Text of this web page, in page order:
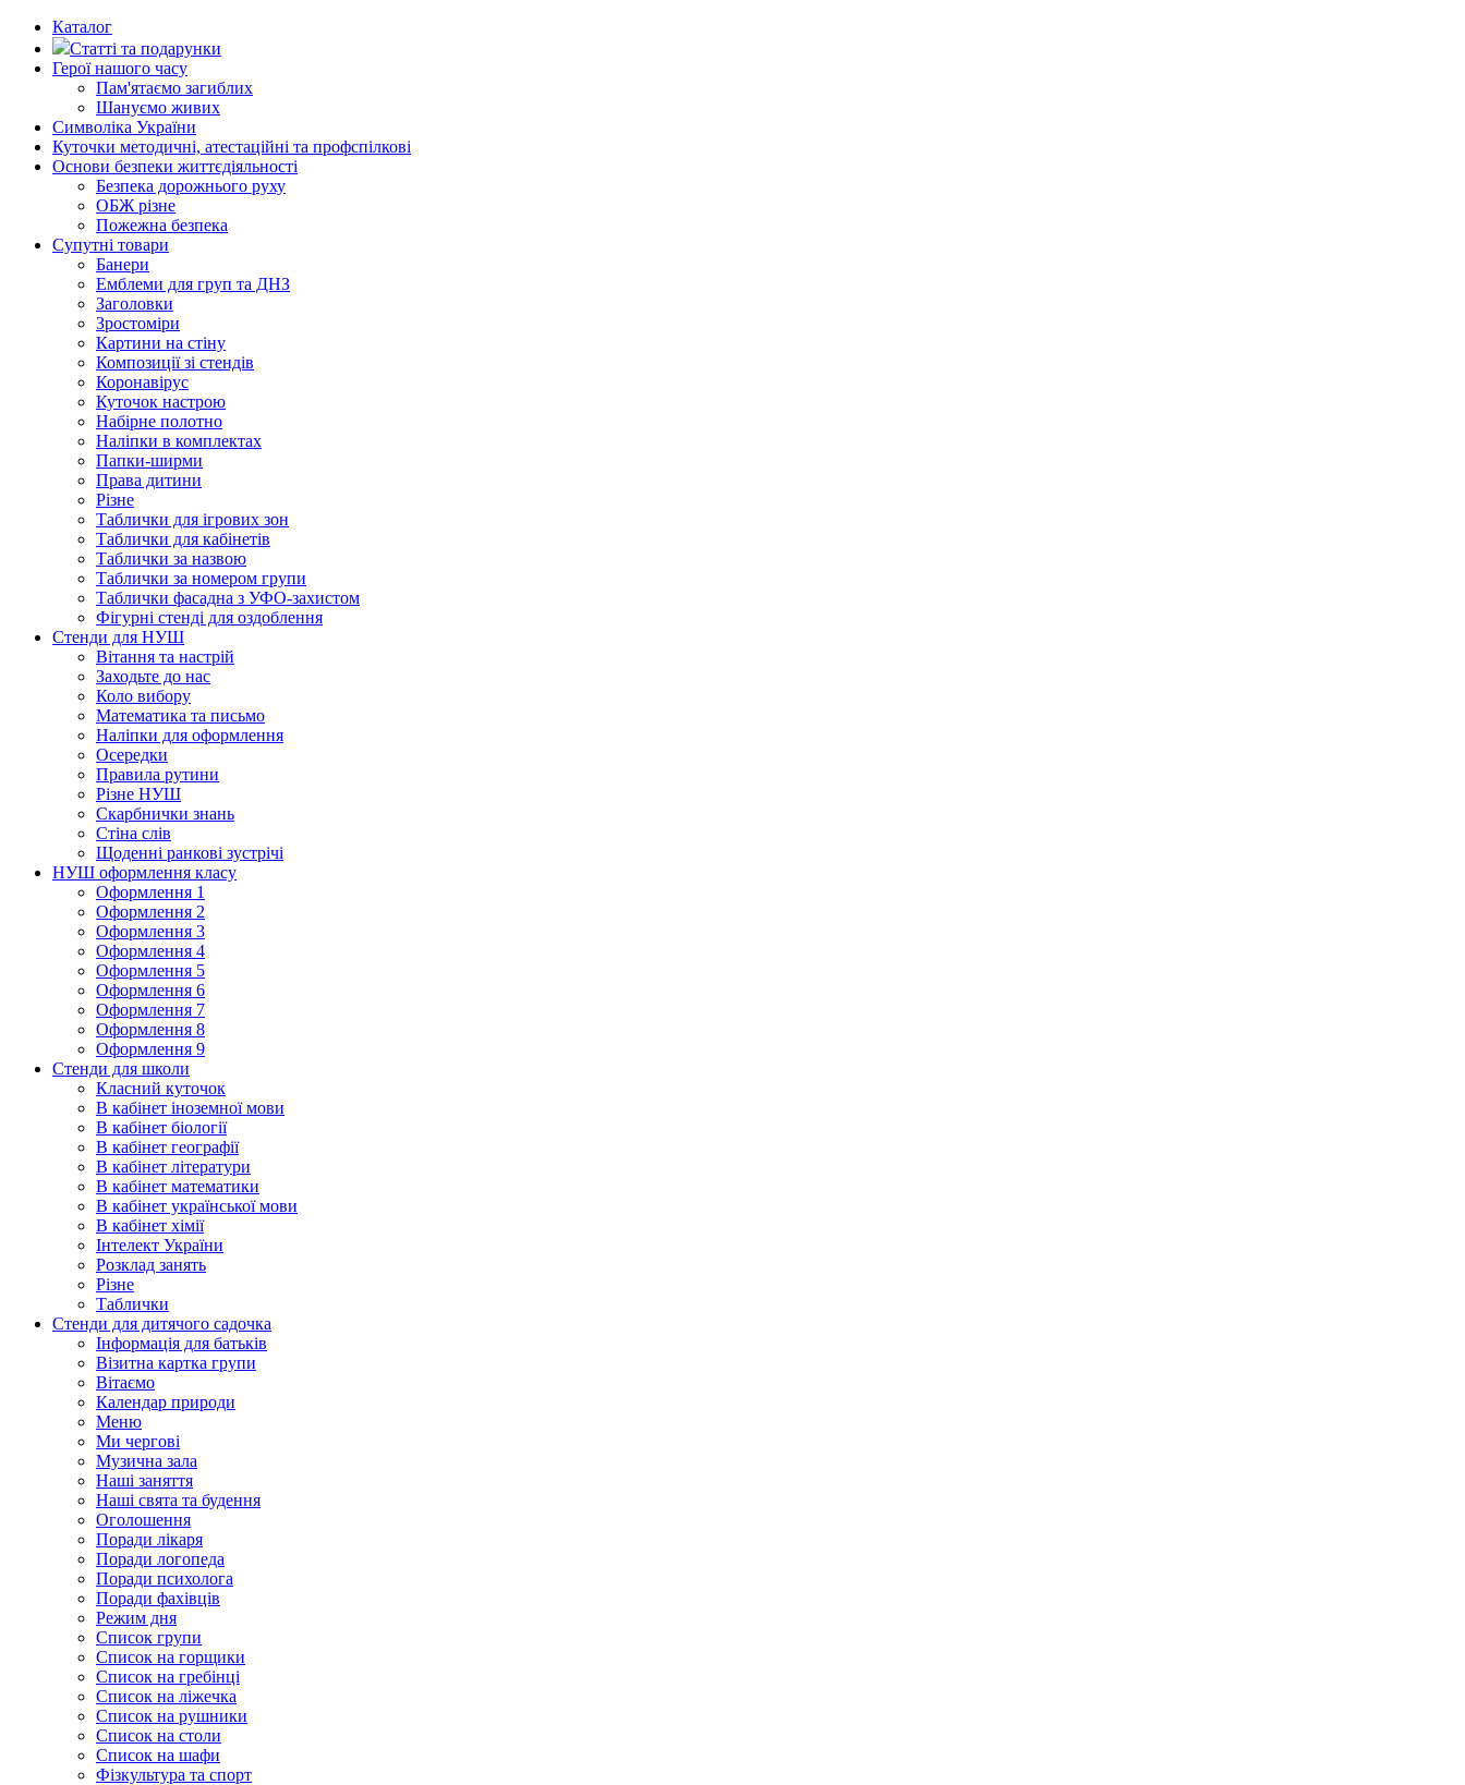
Каталог
Статті та подарунки
Герої нашого часу
Пам'ятаємо загиблих
Шануємо живих
Символіка України
Куточки методичні, атестаційні та профспілкові
Основи безпеки життєдіяльності
Безпека дорожнього руху
ОБЖ різне
Пожежна безпека
Супутні товари
Банери
Емблеми для груп та ДНЗ
Заголовки
Зростоміри
Картини на стіну
Композиції зі стендів
Коронавірус
Куточок настрою
Набірне полотно
Наліпки в комплектах
Папки-ширми
Права дитини
Різне
Таблички для ігрових зон
Таблички для кабінетів
Таблички за назвою
Таблички за номером групи
Таблички фасадна з УФО-захистом
Фігурні стенді для оздоблення
Стенди для НУШ
Вітання та настрій
Заходьте до нас
Коло вибору
Математика та письмо
Наліпки для оформлення
Осередки
Правила рутини
Різне НУШ
Скарбнички знань
Стіна слів
Щоденні ранкові зустрічі
НУШ оформлення класу
Оформлення 1
Оформлення 2
Оформлення 3
Оформлення 4
Оформлення 5
Оформлення 6
Оформлення 7
Оформлення 8
Оформлення 9
Стенди для школи
Класний куточок
В кабінет іноземної мови
В кабінет біології
В кабінет географії
В кабінет літератури
В кабінет математики
В кабінет української мови
В кабінет хімії
Інтелект України
Розклад занять
Різне
Таблички
Стенди для дитячого садочка
Інформація для батьків
Візитна картка групи
Вітаємо
Календар природи
Меню
Ми чергові
Музична зала
Наші заняття
Наші свята та будення
Оголошення
Поради лікаря
Поради логопеда
Поради психолога
Поради фахівців
Режим дня
Список групи
Список на горщики
Список на гребінці
Список на ліжечка
Список на рушники
Список на столи
Список на шафи
Фізкультура та спорт